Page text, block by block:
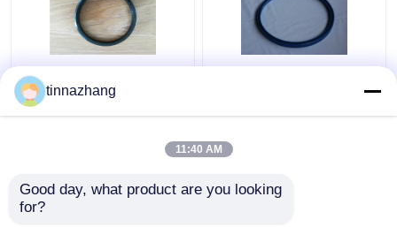
Guarnizione idraulica
del labbro di resistenza
Resistenza solvente del
guarnizione U della
tazza della guarnizione
resistenza del pistone
tinnazhang
11:40 AM
Good day, what product are you looking
for?